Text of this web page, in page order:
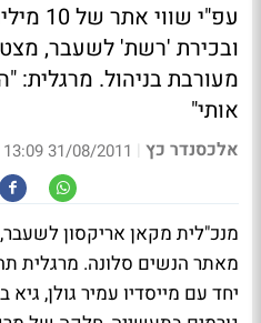
עפ"י
ובכירת 'רשת' לשעבר,
מעורבת בניהול. מרגלית:
אותי"
אלכסנדר כץ |
31/08/2011 13:09
מנכ"לית מקאן אריקסון
מאתר הנשים סלונה. מרגלית
יחד עם מייסדיו עמיר גולן, גיא